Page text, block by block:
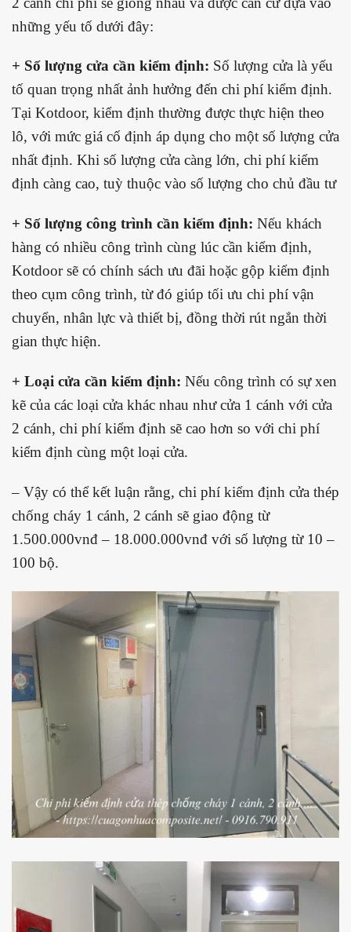
những yếu tố dưới đây:
+ Số lượng cửa cần kiểm định: Số lượng cửa là yếu
tố quan trọng nhất ảnh hưởng đến chi phí kiểm định.
Tại Kotdoor, kiểm định thường được thực hiện theo
lô, với mức giá cố định áp dụng cho một số lượng cửa
nhất định. Khi số lượng cửa càng lớn, chi phí kiểm
định càng cao, tuỳ thuộc vào số lượng cho chủ đầu tư
+ Số lượng công trình cần kiểm định: Nếu khách
hàng có nhiều công trình cùng lúc cần kiểm định,
Kotdoor sẽ có chính sách ưu đãi hoặc gộp kiểm định
theo cụm công trình, từ đó giúp tối ưu chi phí vận
chuyển, nhân lực và thiết bị, đồng thời rút ngắn thời
gian thực hiện.
+ Loại cửa cần kiểm định: Nếu công trình có sự xen
kẽ của các loại cửa khác nhau như cửa 1 cánh với cửa
2 cánh, chi phí kiểm định sẽ cao hơn so với chi phí
kiểm định cùng một loại cửa.
– Vậy có thể kết luận rằng, chi phí kiểm định cửa thép
chống cháy 1 cánh, 2 cánh sẽ giao động từ
1.500.000vnđ – 18.000.000vnđ với số lượng từ 10 –
100 bộ.